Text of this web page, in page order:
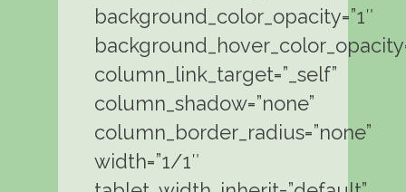
background_color_opacity=”1″
column_link_target=”_self”
column_shadow=”none”
column_border_radius=”none”
width=”1/1″